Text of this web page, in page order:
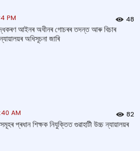
PM 48
আইনৰ অধীনৰ গোচৰৰ তদন্ত আৰু বিচাৰ
অধিসূচনা জাৰি
AM 82
প্ৰধান শিক্ষক নিযুক্তিত গুৱাহাটী উচ্চ ন্যায়ালয়ৰ